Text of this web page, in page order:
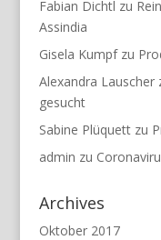
Fabian Dichtl zu
Assindia
Gisela Kumpfzu
Alexandra Lauscher
gesucht
Sabine Plüquettzu
admin zu
Archives
Oktober 2017